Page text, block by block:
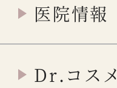
医院情報
Dr.コスメ